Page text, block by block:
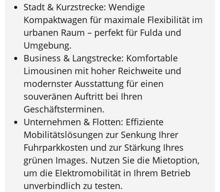
Stadt & Kurzstrecke: Wendige
Kompaktwagen für maximale Flexibilität im
urbanen Raum – perfekt für Fulda und
Umgebung.
Business & Langstrecke: Komfortable
Limousinen mit hoher Reichweite und
modernster Ausstattung für einen
souveränen Auftritt bei Ihren
Geschäftsterminen.
Unternehmen & Flotten: Effiziente
Mobilitätslösungen zur Senkung Ihrer
Fuhrparkkosten und zur Stärkung Ihres
grünen Images. Nutzen Sie die Mietoption,
um die Elektromobilität in Ihrem Betrieb
unverbindlich zu testen.